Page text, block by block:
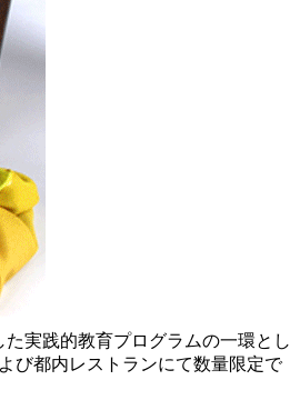
実践的教育プログラムの一環とし
び都内レストランにて数量限定で